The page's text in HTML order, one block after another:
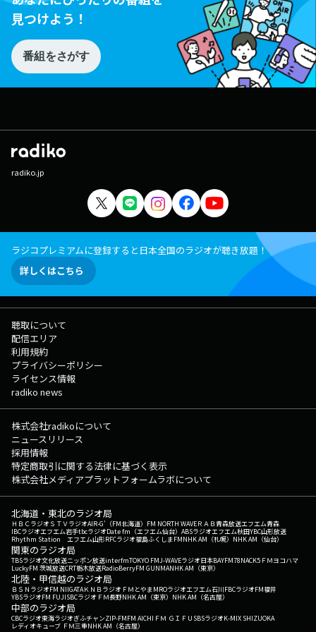
見つけよう！
番組をさがす
radiko.jp
ラジコプレミアムに登録すると日本全国のラジオが聴き放題！
詳しくはこちら
聴取について
配信エリア
利用規約
プライバシーポリシー
ライセンス情報
radiko news
株式会社radikoについて
ニュースリリース
採用情報
特定商取引に関する法律に基づく表示
株式会社メディアプラットフォームラボについて
北海道・東北のラジオ局
ＨＢＣラジオＳＴＶラジオAIR-G'（FM北海道） FM NORTH WAVEＲＡＢ青森放送エフエム青森
IBCラジオエフエム岩手tbcラジオDate fm（エフエム仙台） ABSラジオエフエム秋田YBC山形放送
Rhythm Station エフエム山形RFCラジオ福島ふくしまFMNHK AM（札幌） NHK AM（仙台）
関東のラジオ局
TBSラジオ文化放送ニッポン放送interfmTOKYO FMJ-WAVEラジオ日本BAYFM78NACK5 ＦＭヨコハマ
LuckyFM 茨城放送CRT栃木放送RadioBerryFM GUNMANHK AM（東京）
北陸・甲信越のラジオ局
ＢＳＮラジオFM NIIGATAＫＮＢラジオ ＦＭとやまMROラジオエフエム石川FBCラジオFM福井
YBSラジオFM FUJISBCラジオ ＦＭ長野NHK AM（東京） NHK AM（名古屋）
中部のラジオ局
CBCラジオ東海ラジオぎふチャンZIP-FMFM AICHI ＦＭ ＧＩＦＵ SBSラジオK-MIX SHIZUOKA
レディオキューブ ＦＭ三重NHK AM（名古屋）